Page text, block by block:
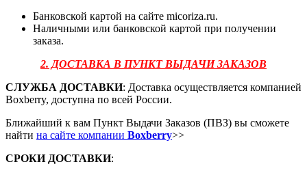
Банковской картой на сайте micoriza.ru.
Наличными или банковской картой при получении
заказа.
2. ДОСТАВКА В ПУНКТ ВЫДАЧИ ЗАКАЗОВ
СЛУЖБА ДОСТАВКИ: Доставка осуществляется компанией
Boxberry, доступна по всей России.
Ближайший к вам Пункт Выдачи Заказов (ПВЗ) вы сможете
найти на сайте компании Boxberry>>
СРОКИ ДОСТАВКИ: